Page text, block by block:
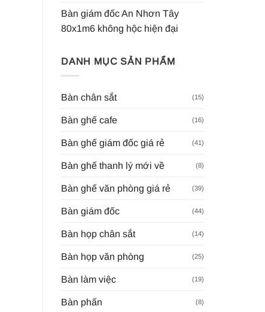
Bàn giám đốc An Nhơn Tây
80x1m6 không hộc hiện đại
DANH MỤC SẢN PHẨM
Bàn chân sắt (15)
Bàn ghế cafe (16)
Bàn ghế giám đốc giá rẻ (41)
Bàn ghế thanh lý mới về (8)
Bàn ghế văn phòng giá rẻ (39)
Bàn giám đốc (44)
Bàn họp chân sắt (14)
Bàn họp văn phòng (25)
Bàn làm việc (19)
Bàn phấn (8)